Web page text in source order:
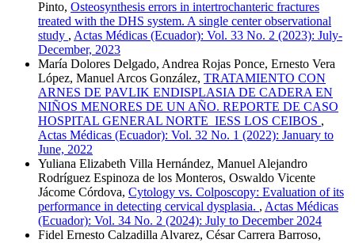
Pinto, Osteosynthesis errors in intertrochanteric fractures
treated with the DHS system. A single center observational
study , Actas Médicas (Ecuador): Vol. 33 No. 2 (2023): July-
December, 2023
María Dolores Delgado, Andrea Rojas Ponce, Ernesto Vera
López, Manuel Arcos González, TRATAMIENTO CON
ARNES DE PAVLIK ENDISPLASIA DE CADERA EN
NIÑOS MENORES DE UN AÑO. REPORTE DE CASO
HOSPITAL GENERAL NORTE IESS LOS CEIBOS ,
Actas Médicas (Ecuador): Vol. 32 No. 1 (2022): January to
June, 2022
Yuliana Elizabeth Villa Hernández, Manuel Alejandro
Rodríguez Espinoza de los Monteros, Oswaldo Vicente
Jácome Córdova, Cytology vs. Colposcopy: Evaluation of its
performance in detecting cervical dysplasia. , Actas Médicas
(Ecuador): Vol. 34 No. 2 (2024): July to December 2024
Fidel Ernesto Calzadilla Alvarez, César Carrera Barroso,